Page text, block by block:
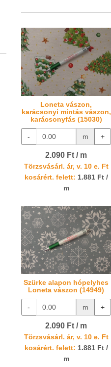
Loneta vászon,
karácsonyi mintás vászon,
karácsonyfás (15030)
- m +
2.090 Ft / m
Törzsvásárl. ár, v. 10 e. Ft
kosárért. felett: 1.881 Ft /
m
Szürke alapon hópelyhes
Loneta vászon (14949)
- m +
2.090 Ft / m
Törzsvásárl. ár, v. 10 e. Ft
kosárért. felett: 1.881 Ft /
m